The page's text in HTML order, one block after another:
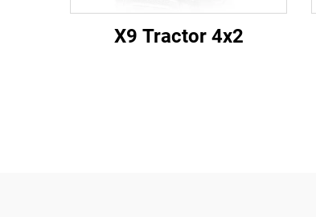
X9 Tractor 4x2